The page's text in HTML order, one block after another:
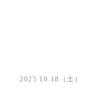
2025.10.18（土）